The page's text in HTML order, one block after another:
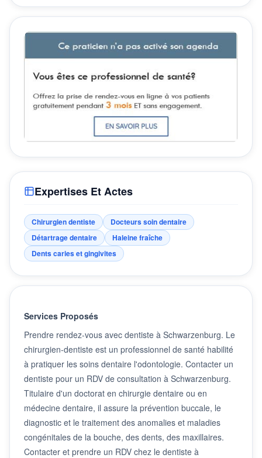
Expertises Et Actes
Chirurgien dentiste
Docteurs soin dentaire
Détartrage dentaire
Haleine fraîche
Dents caries et gingivites
Services Proposés
Prendre rendez-vous avec dentiste à Schwarzenburg. Le
chirurgien-dentiste est un professionnel de santé habilité
à pratiquer les soins dentaire l'odontologie. Contacter un
dentiste pour un RDV de consultation à Schwarzenburg.
Titulaire d'un doctorat en chirurgie dentaire ou en
médecine dentaire, il assure la prévention buccale, le
diagnostic et le traitement des anomalies et maladies
congénitales de la bouche, des dents, des maxillaires.
Contacter et prendre un RDV chez le dentiste à